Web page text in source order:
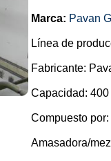
Marca: Pavan
Línea de
Fabricante:
Capacidad:
Compuesto por:
Amasadora/